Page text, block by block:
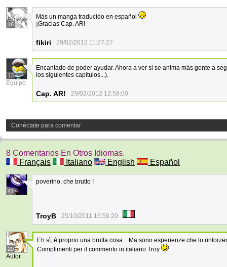
16
Más un manga traducido en español
¡Gracias Cap. AR!
fikiri 29/02/2012 11:27:27
13
Equipo
Encantado de poder ayudar. Ahora a ver si se anima más gente a
los siguientes capítulos...).
Cap. AR! 29/02/2012 12:58:00
Conéctate para comentar
8 Comentarios En Otros Idiomas.
Français
Italiano English Español
41
poverino, che brutto !
TroyB 25/10/2011 16:56:20
20
Autor
Eh sì, è proprio una brutta cosa... Ma sono esperienze che lo
Complimenti per il commento in italiano Troy